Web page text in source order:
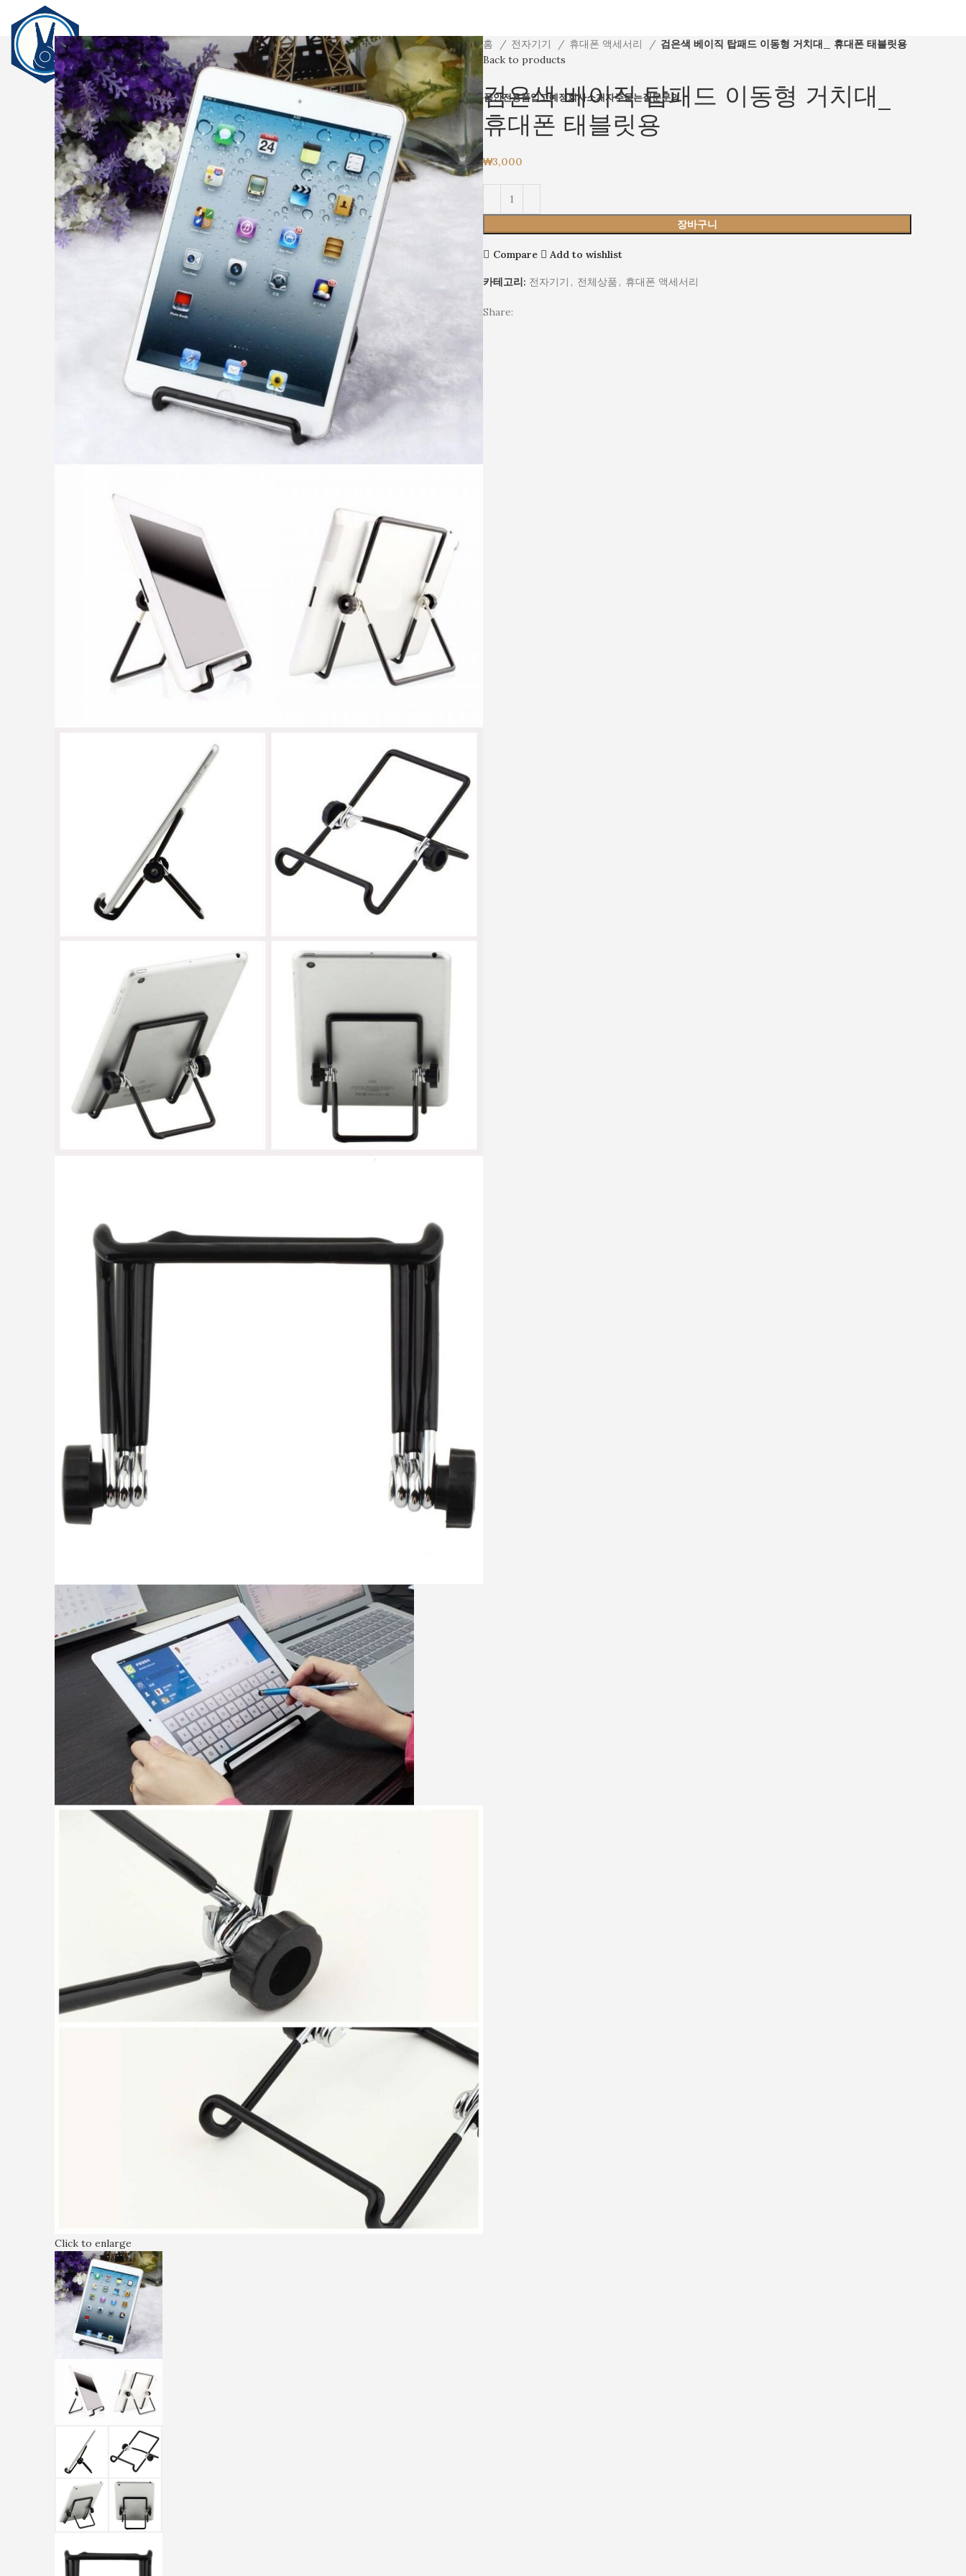
전체상품생활용품 전자기기촬영용품산업용품안전용품입고예정회사소개자주묻는질문문의
Login / Register
Search
Wishlist
0items ₩0
ENG
Menu
0items ₩0
Click to enlarge
홈 전자기기 휴대폰 액세서리
검은색 베이직 탑패드 이동형 거치대_ 휴대폰 태블릿용
Back to products
검은색 베이직 탑패드 이동형 거치대_
휴대폰 태블릿용
₩3,000
장바구니
Compare Add to wishlist
카테고리: 전자기기 , 전체상품, 휴대폰 액세서리
Share: